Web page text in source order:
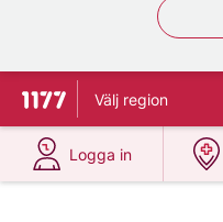
Till startsidan för 1177
Välj region
Logga in
på 1177.se